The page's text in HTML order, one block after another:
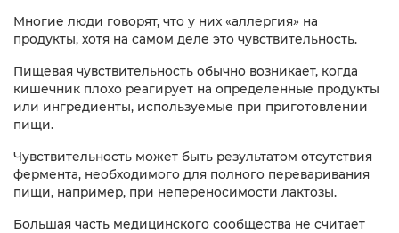
Многие люди говорят, что у них «аллергия» на
продукты, хотя на самом деле это чувствительность.
Пищевая чувствительность обычно возникает, когда
кишечник плохо реагирует на определенные продукты
или ингредиенты, используемые при приготовлении
пищи.
Чувствительность может быть результатом отсутствия
фермента, необходимого для полного переваривания
пищи, например, при непереносимости лактозы.
Большая часть медицинского сообщества не считает